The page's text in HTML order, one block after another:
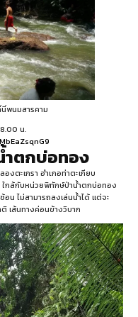
พนมสารคาม
น.
ำตกบ่อทอง
งตะเกรา อำเภอท่าตะเกียบ
ใกล้กับหน่วยพิทักษ์ป่าน้ำตกบ่อทอง
น ไม่สามารถลงเล่นน้ำได้ แต่จะ
เส้นทางค่อนข้างวิบาก